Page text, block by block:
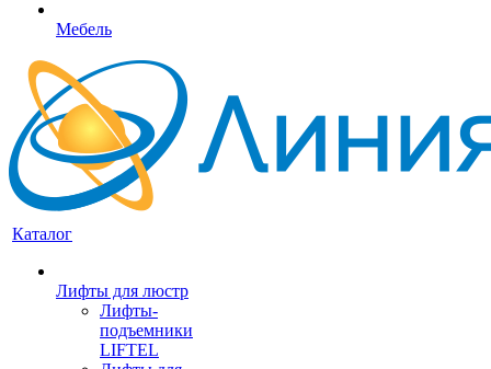
Мебель
Каталог
Лифты для люстр
Лифты-
подъемники
LIFTEL